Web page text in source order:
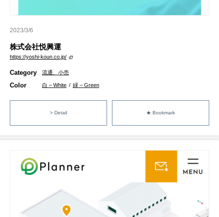
2023/3/6
株式会社悦興運
https://yoshi-koun.co.jp/
Category 流通、小売
Color 白 – White / 緑 – Green
> Detail ★ Bookmark